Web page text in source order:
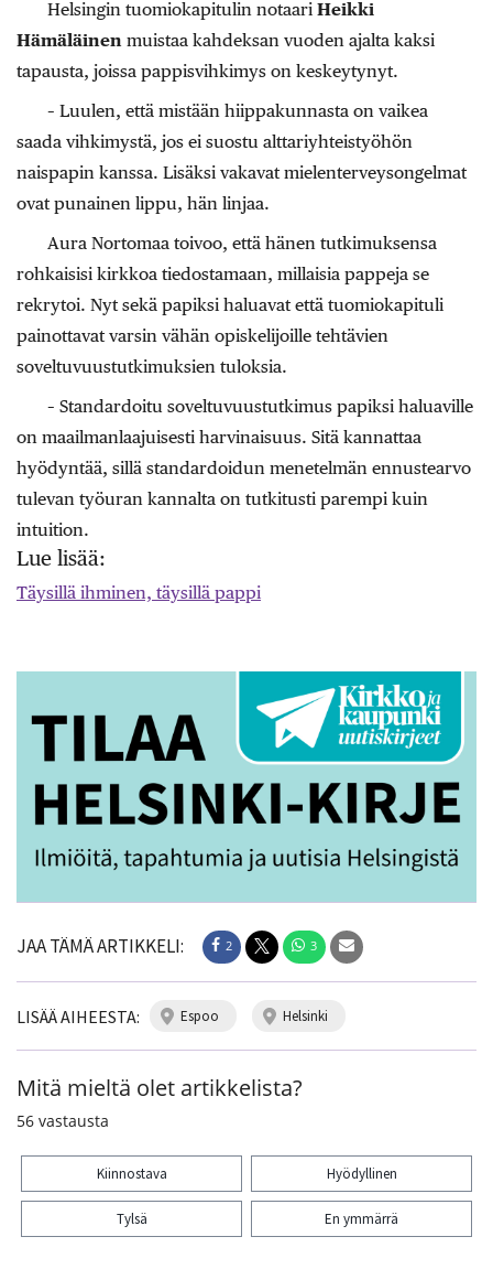
Helsingin tuomiokapitulin notaari Heikki
Hämäläinen muistaa kahdeksan vuoden ajalta kaksi
tapausta, joissa pappisvihkimys on keskeytynyt.
– Luulen, että mistään hiippakunnasta on vaikea
saada vihkimystä, jos ei suostu alttariyhteistyöhön
naispapin kanssa. Lisäksi vakavat mielenterveysongelmat
ovat punainen lippu, hän linjaa.
Aura Nortomaa toivoo, että hänen tutkimuksensa
rohkaisisi kirkkoa tiedostamaan, millaisia pappeja se
rekrytoi. Nyt sekä papiksi haluavat että tuomiokapituli
painottavat varsin vähän opiskelijoille tehtävien
soveltuvuustutkimuksien tuloksia.
– Standardoitu soveltuvuustutkimus papiksi haluaville
on maailmanlaajuisesti harvinaisuus. Sitä kannattaa
hyödyntää, sillä standardoidun menetelmän ennustearvo
tulevan työuran kannalta on tutkitusti parempi kuin
intuition.
Lue lisää:
Täysillä ihminen, täysillä pappi
JAA TÄMÄ ARTIKKELI: 2 3
LISÄÄ AIHEESTA: espoo helsinki
Mitä mieltä olet artikkelista?
56 vastausta
Kiinnostava Hyödyllinen
Tylsä En ymmärrä